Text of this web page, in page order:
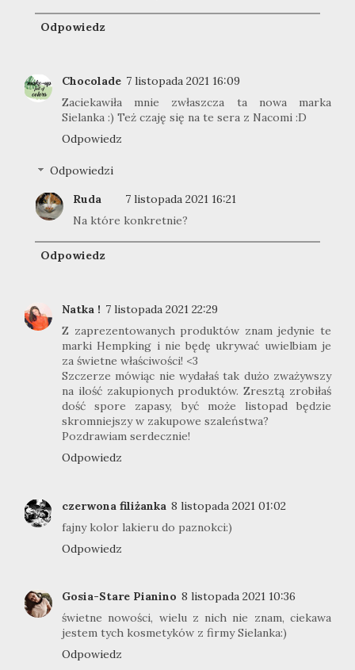
Odpowiedz
Chocolade 7 listopada 2021 16:09
Zaciekawiła mnie zwłaszcza ta nowa marka
Sielanka :) Też czaję się na te sera z Nacomi :D
Odpowiedz
Odpowiedzi
Ruda
7 listopada 2021 16:21
Na które konkretnie?
Odpowiedz
Natka ! 7 listopada 2021 22:29
Z zaprezentowanych produktów znam jedynie te
marki Hempking i nie będę ukrywać uwielbiam je
za świetne właściwości! <3
Szczerze mówiąc nie wydałaś tak dużo zważywszy
na ilość zakupionych produktów. Zresztą zrobiłaś
dość spore zapasy, być może listopad będzie
skromniejszy w zakupowe szaleństwa?
Pozdrawiam serdecznie!
Odpowiedz
czerwona filiżanka 8 listopada 2021 01:02
fajny kolor lakieru do paznokci:)
Odpowiedz
Gosia-Stare Pianino 8 listopada 2021 10:36
świetne nowości, wielu z nich nie znam, ciekawa
jestem tych kosmetyków z firmy Sielanka:)
Odpowiedz